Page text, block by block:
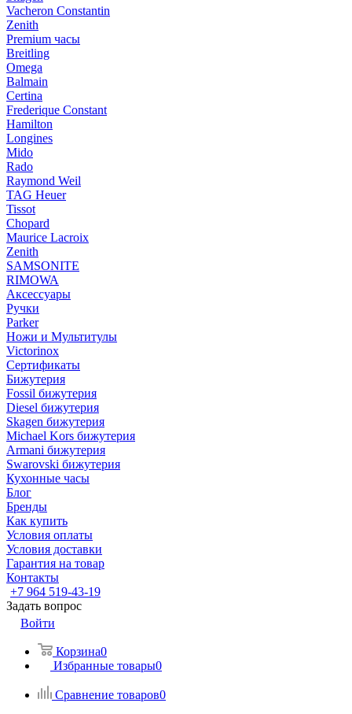
Vacheron Constantin
Zenith
Premium часы
Breitling
Omega
Balmain
Certina
Frederique Constant
Hamilton
Longines
Mido
Rado
Raymond Weil
TAG Heuer
Tissot
Chopard
Maurice Lacroix
Zenith
SAMSONITE
RIMOWA
Аксессуары
Ручки
Parker
Ножи и Мультитулы
Victorinox
Сертификаты
Бижутерия
Fossil бижутерия
Diesel бижутерия
Skagen бижутерия
Michael Kors бижутерия
Armani бижутерия
Swarovski бижутерия
Кухонные часы
Блог
Бренды
Как купить
Условия оплаты
Условия доставки
Гарантия на товар
Контакты
+7 964 519-43-19
Задать вопрос
Войти
Корзина0
Избранные товары0
Сравнение товаров0